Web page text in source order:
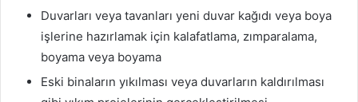
Duvarları veya tavanları yeni duvar kağıdı veya boya
işlerine hazırlamak için kalafatlama, zımparalama,
boyama veya boyama
Eski binaların yıkılması veya duvarların kaldırılması